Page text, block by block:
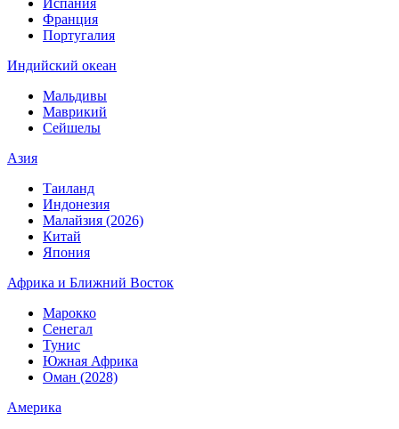
Испания
Франция
Португалия
Индийский океан
Мальдивы
Маврикий
Сейшелы
Азия
Таиланд
Индонезия
Малайзия (2026)
Китай
Япония
Африка и Ближний Восток
Марокко
Сенегал
Тунис
Южная Африка
Оман (2028)
Америка